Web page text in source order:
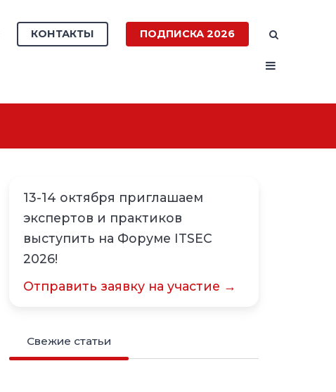
КОНТАКТЫ ПОДПИСКА 2026
13-14 октября приглашаем
экспертов и практиков
выступить на Форуме ITSEC
2026!
Отправить заявку на участие →
Свежие статьи